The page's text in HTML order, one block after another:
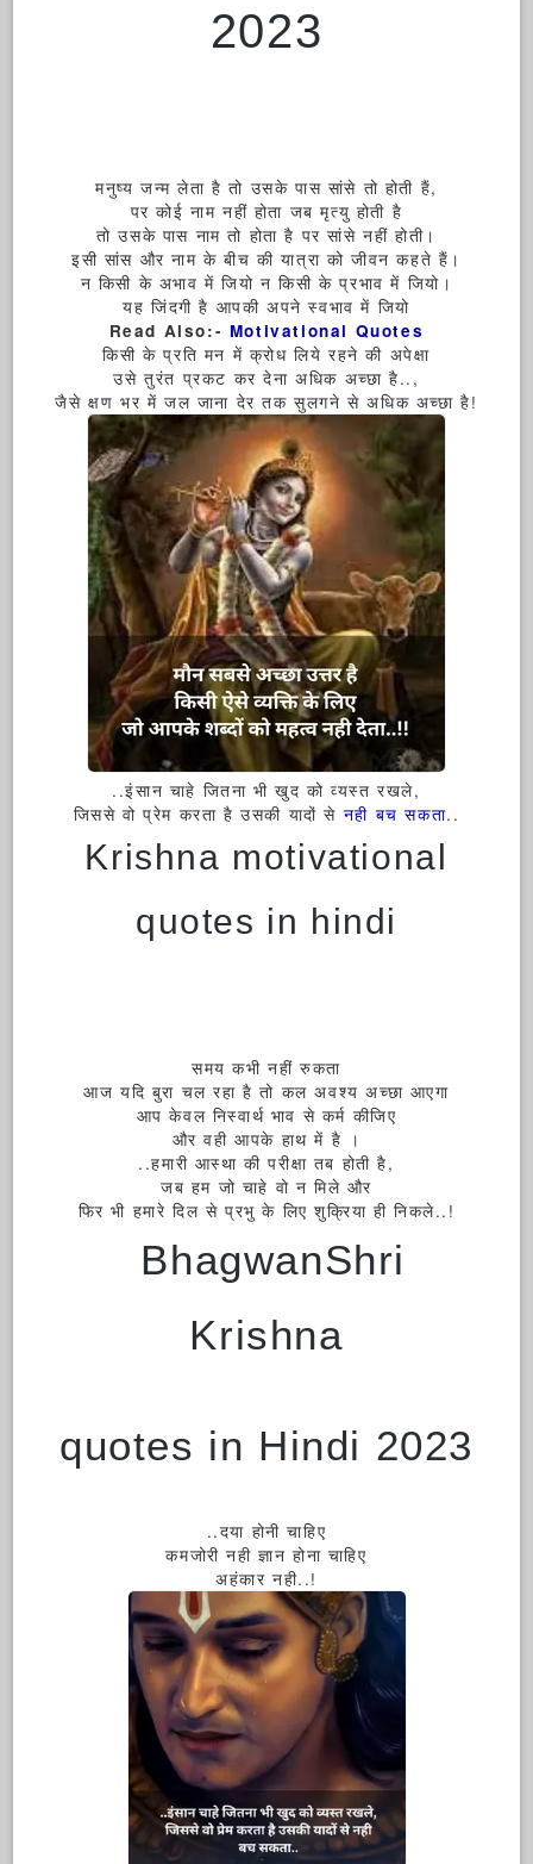
2023
मनुष्य जन्म लेता है तो उसके पास सांसे तो होती हैं,
पर कोई नाम नहीं होता जब मृत्यु होती है
तो उसके पास नाम तो होता है पर सांसे नहीं होती।
इसी सांस और नाम के बीच की यात्रा को जीवन कहते हैं।
न किसी के अभाव में जियो न किसी के प्रभाव में जियो।
यह जिंदगी है आपकी अपने स्वभाव में जियो
Read Also:- Motivational Quotes
किसी के प्रति मन में क्रोध लिये रहने की अपेक्षा
उसे तुरंत प्रकट कर देना अधिक अच्छा है..,
जैसे क्षण भर में जल जाना देर तक सुलगने से अधिक अच्छा है!
..इंसान चाहे जितना भी खुद को व्यस्त रखले,
जिससे वो प्रेम करता है उसकी यादों से नही बच सकता..
Krishna motivational
quotes in hindi
समय कभी नहीं रुकता
आज यदि बुरा चल रहा है तो कल अवश्य अच्छा आएगा
आप केवल निस्वार्थ भाव से कर्म कीजिए
और वही आपके हाथ में है ।
..हमारी आस्था की परीक्षा तब होती है,
जब हम जो चाहे वो न मिले और
फिर भी हमारे दिल से प्रभु के लिए शुक्रिया ही निकले..!
BhagwanShri
Krishna
quotes in Hindi 2023
..दया होनी चाहिए
कमजोरी नही ज्ञान होना चाहिए
अहंकार नही..!